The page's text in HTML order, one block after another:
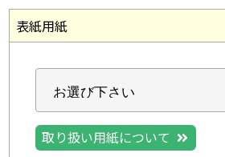
表紙用紙
取り扱い用紙について